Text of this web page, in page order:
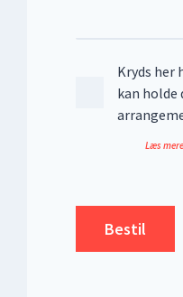
Kryds her
kan holde
Læs
Bestil